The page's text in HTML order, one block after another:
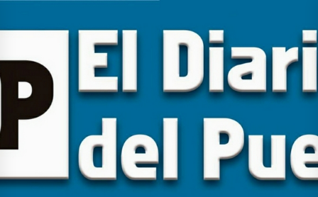
content
EL DIARIO DEL
PUEBLO